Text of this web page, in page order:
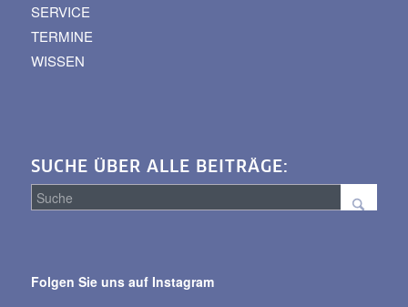
SERVICE
TERMINE
WISSEN
SUCHE ÜBER ALLE BEITRÄGE:
alle
Folgen Sie uns auf Instagram